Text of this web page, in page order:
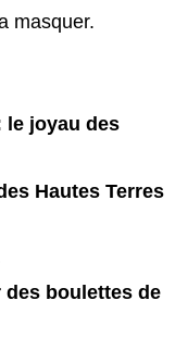
masquer.
le joyau des
Hautes Terres
boulettes de